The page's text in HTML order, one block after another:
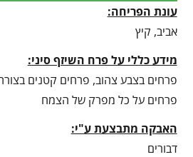
עונת הפריחה:
אביב, קיץ
מידע כללי על פרח השיזף סיני:
פרחים בצבע צהוב, פרחים קטנים
פרחים על כל מפרק של הצמח
האבקה מתבצעת ע"י:
דבורים